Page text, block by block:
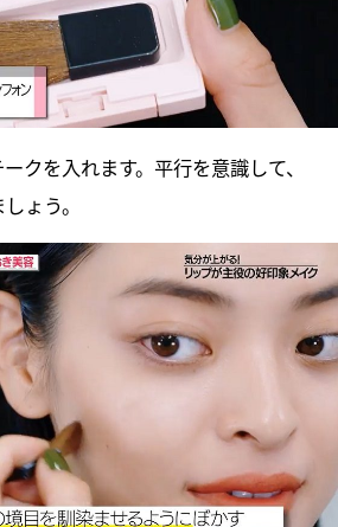
クを入れます。平行を意識して、
ょう。